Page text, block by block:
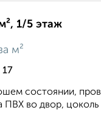
1/5 этаж
м²
состоянии,
ПВХ во двор, цоколь